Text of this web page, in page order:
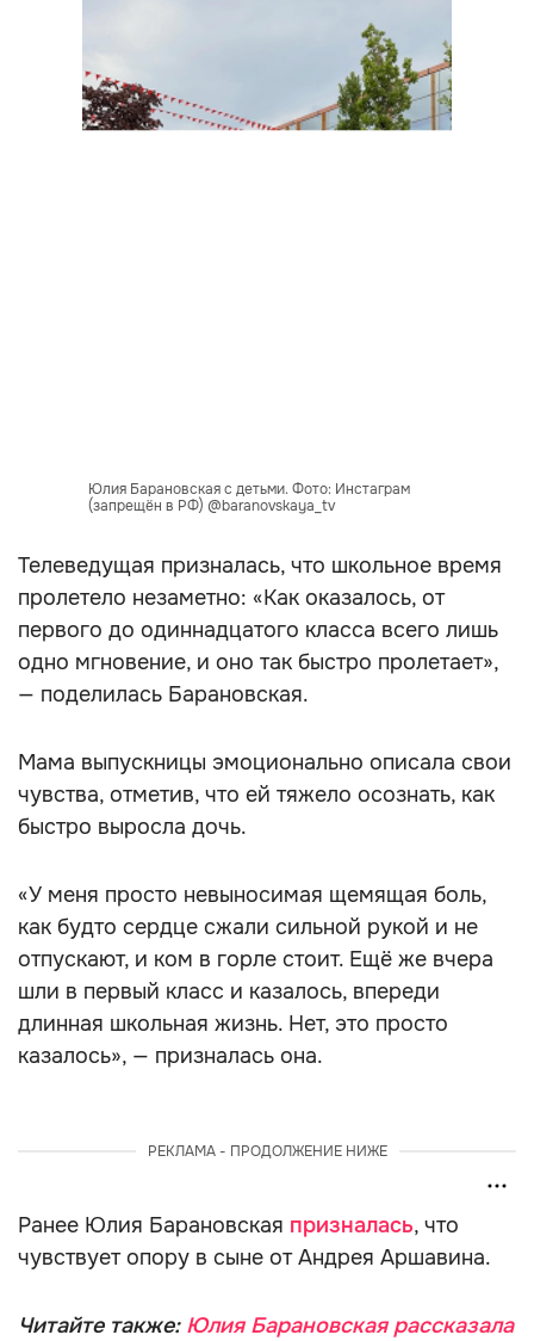
Юлия Барановская с детьми. Фото: Инстаграм
(запрещён в РФ) @baranovskaya_tv
Телеведущая призналась, что школьное время
пролетело незаметно: «Как оказалось, от
первого до одиннадцатого класса всего лишь
одно мгновение, и оно так быстро пролетает»,
— поделилась Барановская.
Мама выпускницы эмоционально описала свои
чувства, отметив, что ей тяжело осознать, как
быстро выросла дочь.
«У меня просто невыносимая щемящая боль,
как будто сердце сжали сильной рукой и не
отпускают, и ком в горле стоит. Ещё же вчера
шли в первый класс и казалось, впереди
длинная школьная жизнь. Нет, это просто
казалось», — призналась она.
РЕКЛАМА - ПРОДОЛЖЕНИЕ НИЖЕ
Ранее Юлия Барановская призналась, что
чувствует опору в сыне от Андрея Аршавина.
Читайте также: Юлия Барановская рассказала